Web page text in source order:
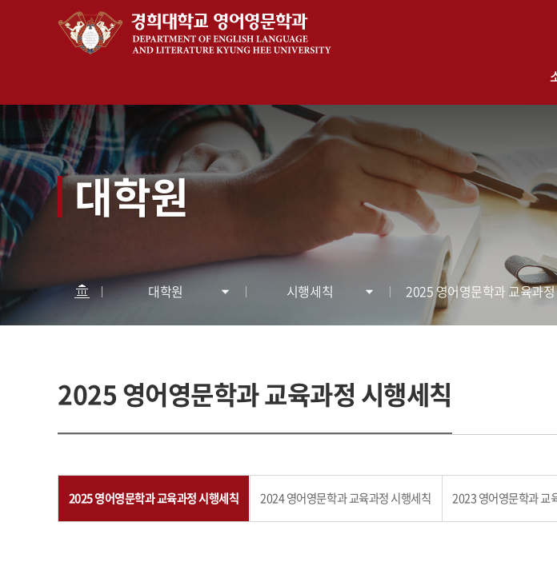
대학원
대학원 시행세칙 2025 영어영문학과 교육과
2025 영어영문학과 교육과정 시행세칙
2025 영어영문학과 교육과정 시행세칙 2024 영어영문학과 교육과정 시행세칙 2023 영어영문학과 교